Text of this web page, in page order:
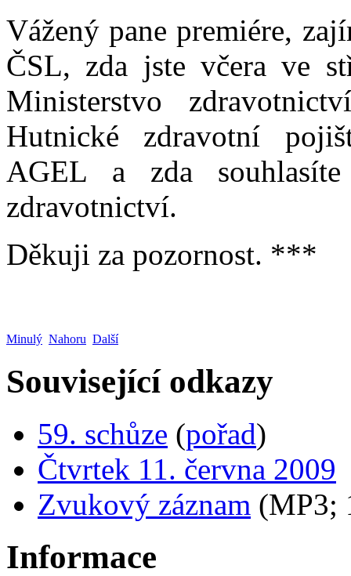
Vážený pane premiére,
ČSL, zda jste včera ve
Ministerstvo
Hutnické zdravotní
AGEL a zda
zdravotnictví.
Děkuji za pozornost. ***
Minulý Nahoru Další
Související odkazy
59. schůze (pořad)
Čtvrtek 11. června 2009
Zvukový záznam (MP3;
Informace